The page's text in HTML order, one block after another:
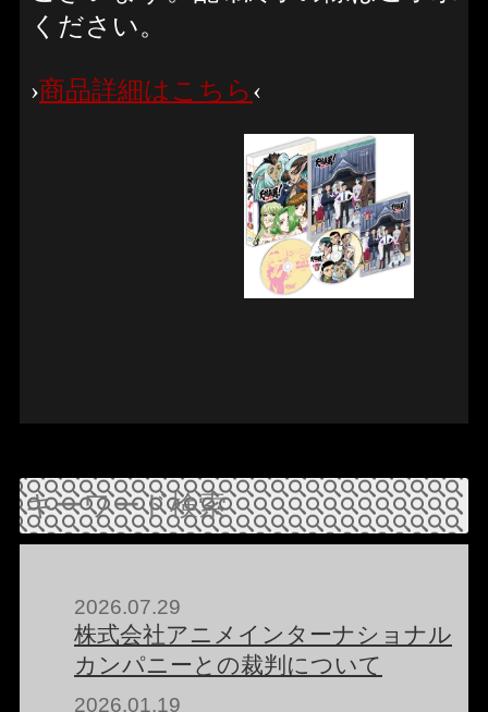
ください。
›商品詳細はこちら ‹
2026.07.29
株式会社アニメインターナショナル
カンパニーとの裁判について
2026.01.19